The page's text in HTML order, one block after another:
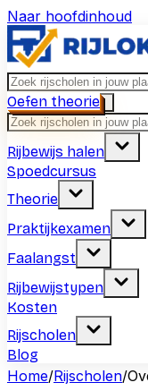
Naar hoofdinhoud
Oefen theorie
Rijbewijs halen
Spoedcursus
Theorie
Praktijkexamen
Faalangst
Rijbewijstypen
Kosten
Rijscholen
Blog
Home/Rijscholen/